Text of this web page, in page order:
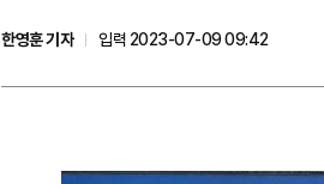
한영훈 기자
입력 2023-07-09 09:42